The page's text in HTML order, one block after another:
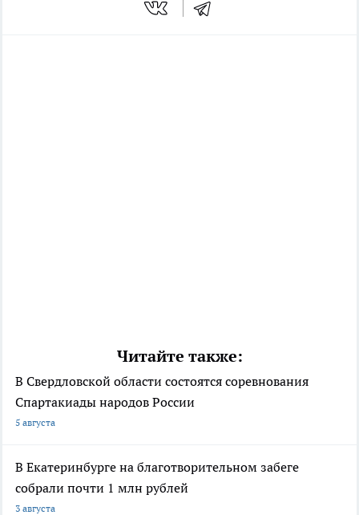
Читайте также:
В Свердловской области состоятся соревнования
Спартакиады народов России
5 августа
В Екатеринбурге на благотворительном забеге
собрали почти 1 млн рублей
3 августа